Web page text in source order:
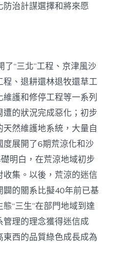
治計謀選擇和將來愿
“三北”工程、京津風沙
、退耕還林退牧還草工
護和修停工程等一系列
的狀況完成惡化；初步
然維護地系統，大量自
展開了6期荒涼化和沙
明白，在荒涼地域初步
集。以後，荒涼的迷信
的關系比擬40年前已基
“三生”在部門地域到達
理的理念獲得迷信成
西的品質綠色成長成為